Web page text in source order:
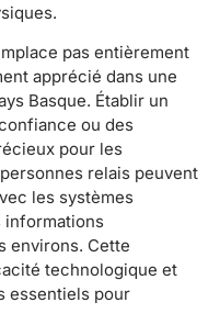
pas entièrement
apprécié dans une
Basque. Établir un
ou des
pour les
relais peuvent
les systèmes
informations
environs. Cette
technologique et
essentiels pour